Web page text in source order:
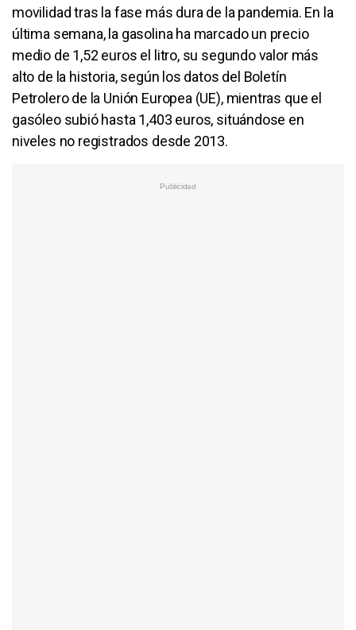
movilidad tras la fase más dura de la pandemia. En la
última semana, la gasolina ha marcado un precio
medio de 1,52 euros el litro, su segundo valor más
alto de la historia, según los datos del Boletín
Petrolero de la Unión Europea (UE), mientras que el
gasóleo subió hasta 1,403 euros, situándose en
niveles no registrados desde 2013.